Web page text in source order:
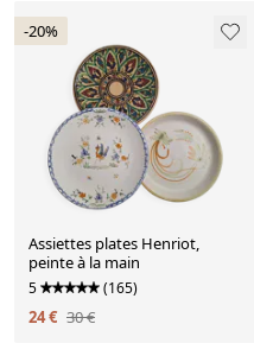
-20%
Assiettes plates Henriot,
peinte à la main
5 (165)
24 € 30 €